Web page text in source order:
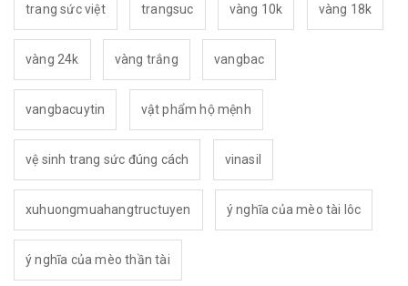
trang sức việt trangsuc vàng 10k vàng 18k
vàng 24k vàng trắng vangbac
vangbacuytin vật phẩm hộ mệnh
vệ sinh trang sức đúng cách vinasil
xuhuongmuahangtructuyen ý nghĩa của mèo tài lôc
ý nghĩa của mèo thần tài